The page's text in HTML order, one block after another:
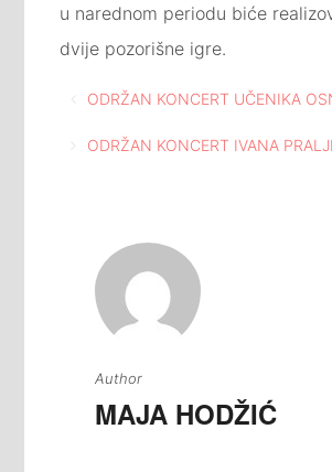
u narednom periodu biće
dvije pozorišne igre.
Navigacija
članaka
ODRŽAN KONCERT IVANA PRALJKA U MEĐUNARODNOJ
Author
MAJA HODŽIĆ